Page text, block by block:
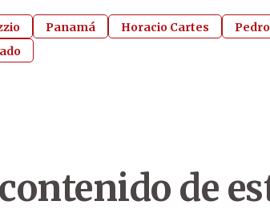
Panamá Horacio Cartes
de